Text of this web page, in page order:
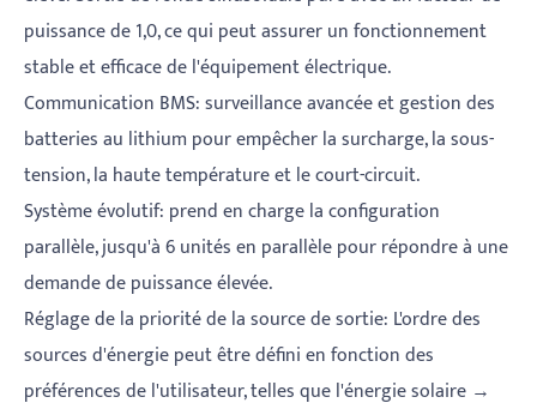
puissance de 1,0, ce qui peut assurer un fonctionnement
stable et efficace de l'équipement électrique.
Communication BMS: surveillance avancée et gestion des
batteries au lithium pour empêcher la surcharge, la sous-
tension, la haute température et le court-circuit.
Système évolutif: prend en charge la configuration
parallèle, jusqu'à 6 unités en parallèle pour répondre à une
demande de puissance élevée.
Réglage de la priorité de la source de sortie: L'ordre des
sources d'énergie peut être défini en fonction des
préférences de l'utilisateur, telles que l'énergie solaire →